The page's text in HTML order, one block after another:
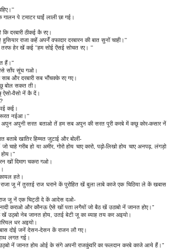
गालन पे टमाटर घाईं लाली छा गई।
दरबारी ठीकई कै रए।
राजा कहें अपनेँ वफादार दरबारन की बात सुनों चाही।''
तरफ हेर खें कई ''हम सोई ऐंसई सोचत रए। ''
हैं।"
जैसे साँप सूंघ गओ।
और दरबारी सब भौंचक्के रए गए।
बोल सकत ती।
ऐसो-वैसो नें कै दें।
कई।
नईआ।''
अपुनी सरत बताओ तें हम सब अपुन की सरत पूरी करबे में कछू कोर-कसार नें
खातिर हिम्मत जुटाई और बोलीं-
चाहे गरीब हो या अमीर, गोरो होय चाए कारो, पढ़ो-लिखो होय चाए अनपढ़, लंगड़ो
खों दिमाग चकरा गओ।
कायल हते।
राजा जू नें तुरतई राज घराने कें पुरोहित खें बुला लाबे काजे एक चिठिया ले कें खबास
जू नें एक चिट्ठी दे कें आदेस दओ-
कराओ और कौनऊ ऐसे खों पता लगैयों जो बैठ खें उठाबो नें जानत होए।"
खें उठ्बो नेब जानत होय, उतई बेटी जू का ब्याह तय कर अइयो।
धर अइयो।
दोई जनें देसन-देसन कें राजन लौ गए।
हाथ लगत गई।
नें जानत होय ओई के संगे अपनी राजकुंवरि का फलदान करबे काजे आये हैं।"